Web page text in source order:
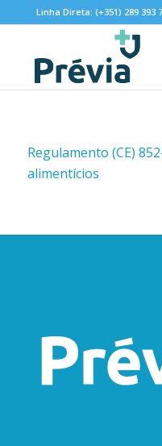
Linha Direta:(+351) 289 393
Regulamento (CE)
alimentícios